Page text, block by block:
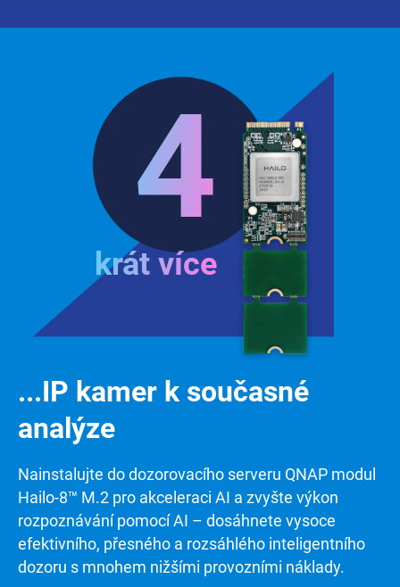
4
krát více
...IP kamer k současné
analýze
Nainstalujte do dozorovacího serveru QNAP modul
Hailo-8™ M.2 pro akceleraci AI a zvyšte výkon
rozpoznávání pomocí AI – dosáhnete vysoce
efektivního, přesného a rozsáhlého inteligentního
dozoru s mnohem nižšími provozními náklady.